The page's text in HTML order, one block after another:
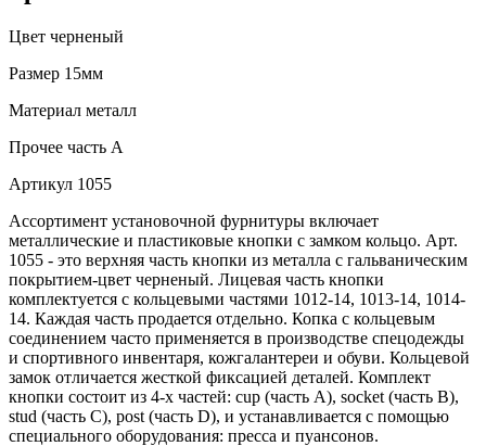
Цвет черненый
Размер 15мм
Материал металл
Прочее часть A
Артикул 1055
Ассортимент установочной фурнитуры включает
металлические и пластиковые кнопки с замком кольцо. Арт.
1055 - это верхняя часть кнопки из металла с гальваническим
покрытием-цвет черненый. Лицевая часть кнопки
комплектуется с кольцевыми частями 1012-14, 1013-14, 1014-
14. Каждая часть продается отдельно. Копка с кольцевым
соединением часто применяется в производстве спецодежды
и спортивного инвентаря, кожгалантереи и обуви. Кольцевой
замок отличается жесткой фиксацией деталей. Комплект
кнопки состоит из 4-х частей: cup (часть А), socket (часть В),
stud (часть С), post (часть D), и устанавливается с помощью
специального оборудования: пресса и пуансонов.